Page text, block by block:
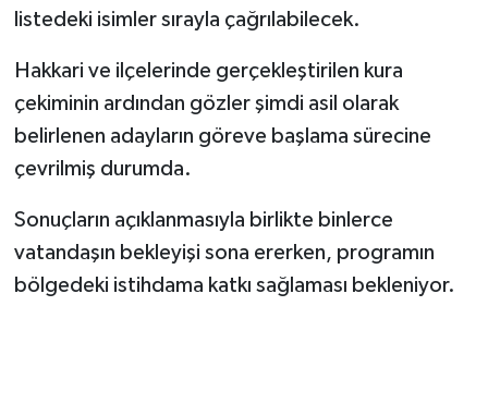
listedeki isimler sırayla çağrılabilecek.
Hakkari ve ilçelerinde gerçekleştirilen kura
çekiminin ardından gözler şimdi asil olarak
belirlenen adayların göreve başlama sürecine
çevrilmiş durumda.
Sonuçların açıklanmasıyla birlikte binlerce
vatandaşın bekleyişi sona ererken, programın
bölgedeki istihdama katkı sağlaması bekleniyor.